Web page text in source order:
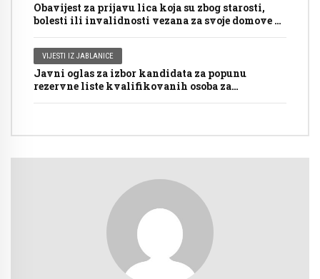
Obavijest za prijavu lica koja su zbog starosti,
bolesti ili invalidnosti vezana za svoje domove za
izborima 2026. godine
VIJESTI IZ JABLANICE
Javni oglas za izbor kandidata za popunu
rezervne liste kvalifikovanih osoba za